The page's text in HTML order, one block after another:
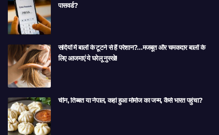
पासवर्ड?
सर्दियों में बालों के टूटने से हैं परेशान?…मजबूत और चमकदार बालों के
लिए आजमाएं ये घरेलू नुस्खे!
चीन, तिब्बत या नेपाल, कहां हुआ मोमोज का जन्म, कैसे भारत पहुंचा?